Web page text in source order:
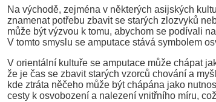
Na východě, zejména v některých asijských
znamenat potřebu zbavit se starých zlozvyků
může být výzvou k tomu, abychom se podívali
V tomto smyslu se amputace stává symbolem
V orientální kultuře se amputace může chápat
že je čas se zbavit starých vzorců chování a
kde ztráta něčeho může být chápána jako
cesty k osvobození a nalezení vnitřního míru,